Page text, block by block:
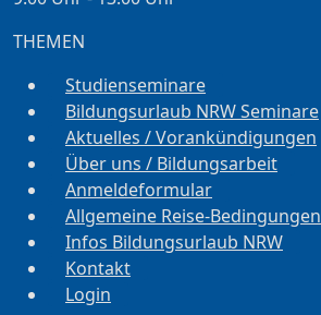
THEMEN
Studienseminare
Bildungsurlaub NRW Seminare
Aktuelles / Vorankündigungen
Über uns / Bildungsarbeit
Anmeldeformular
Allgemeine Reise-Bedingungen
Infos Bildungsurlaub NRW
Kontakt
Login